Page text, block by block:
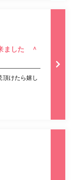
ました ＾
けたら嬉し